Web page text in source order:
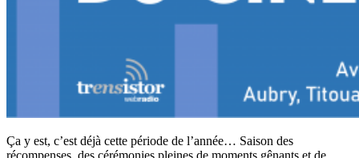
Ça y est, c’est déjà cette période de l’année… Saison des
récompenses, des cérémonies pleines de moments gênants et de